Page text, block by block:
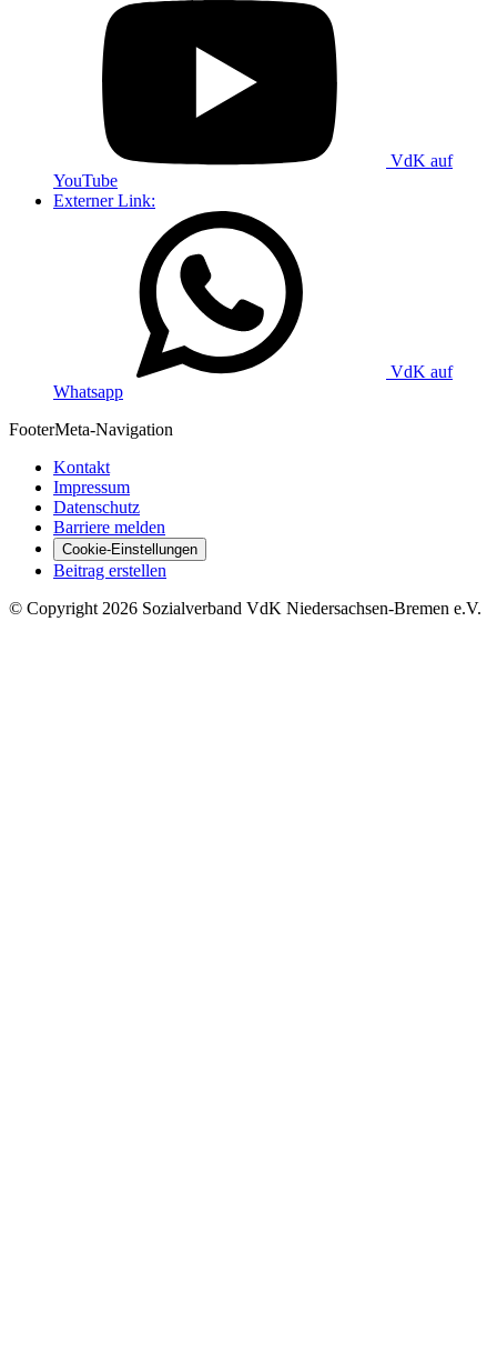
VdK auf
YouTube
Externer Link:
VdK auf
Whatsapp
FooterMeta-Navigation
Kontakt
Impressum
Datenschutz
Barriere melden
Cookie-Einstellungen
Beitrag erstellen
© Copyright 2026 Sozialverband VdK Niedersachsen-Bremen e.V.